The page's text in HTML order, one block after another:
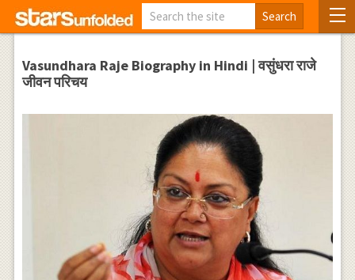
Vasundhara Raje Biography in Hindi | वसुंधरा राजे
जीवन परिचय